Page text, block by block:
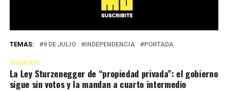
TEMAS: 9 DE JULIO INDEPENDENCIA PORTADA
SIGUIENTE
La Ley Sturzenegger de “propiedad privada”: el gobierno
sigue sin votos y la mandan a cuarto intermedio